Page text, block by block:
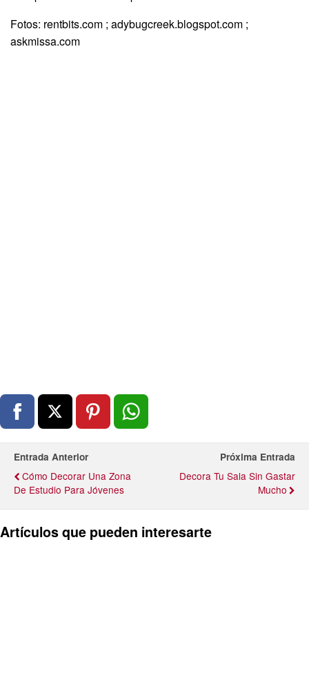
Fotos: rentbits.com ; adybugcreek.blogspot.com ;
askmissa.com
Entrada Anterior
Cómo Decorar Una Zona
De Estudio Para Jóvenes
Próxima Entrada
Decora Tu Sala Sin Gastar
Mucho
Artículos que pueden interesarte